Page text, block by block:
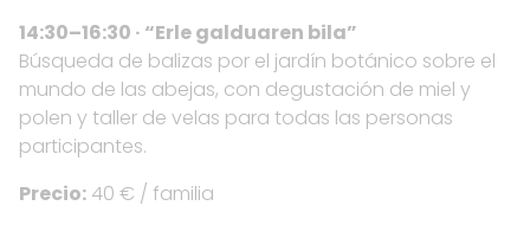
14:30–16:30 · “Erle galduaren bila”
Búsqueda de balizas por el jardín botánico sobre el
mundo de las abejas, con degustación de miel y
polen y taller de velas para todas las personas
participantes.
Precio: 40 € / familia